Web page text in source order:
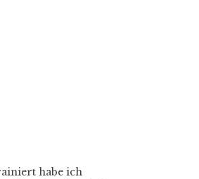
habe ich